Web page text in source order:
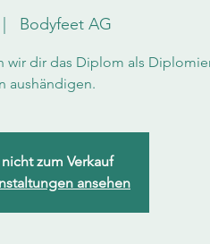
Bodyfeet AG
wir dir das Diplom als
aushändigen.
zum Verkauf
ansehen